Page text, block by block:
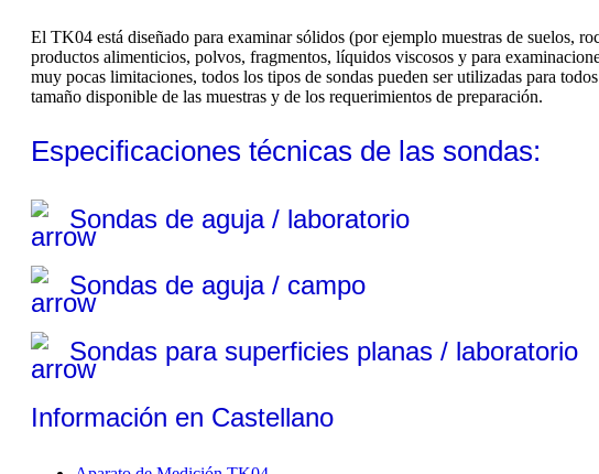
El TK04 está diseñado para examinar sólidos (por ejemplo muestras de suelos,
productos alimenticios, polvos, fragmentos, líquidos viscosos y para
muy pocas limitaciones, todos los tipos de sondas pueden ser utilizadas para
tamaño disponible de las muestras y de los requerimientos de preparación.
Especificaciones técnicas de las sondas:
Sondas de aguja / laboratorio
Sondas de aguja / campo
Sondas para superficies planas / laboratorio
Información en Castellano